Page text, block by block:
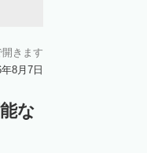
きます
8月7日
な